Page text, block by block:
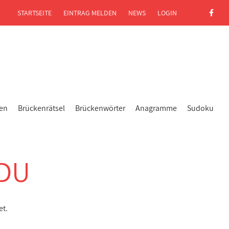
Brückenrätsel Brückenwörter Anagramme Sudoku
STARTSEITE EINTRAG MELDEN NEWS LOGIN